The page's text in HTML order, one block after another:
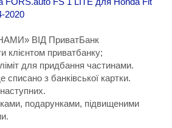
ВІД ПриватБанк
клієнтом приватбанку;
для придбання частинами.
з банківської картки.
подарунками, підвищеними